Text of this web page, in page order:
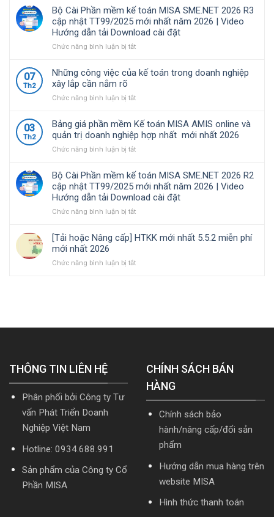
được
nhiều
doanh
nghiệp
Việt
chọ
SME.NET
2026
R4.1
cập
nhật
mới
nhất
2026
Video
Hướng
dẫn
tải
cài
định
68/2026/NĐ-
CP
quy
định
chính
sách
và
lý
thuế
đối
với
kinh
doanh,
cá
nhân
kinh
Bộ Cài Phần mềm kế toán MISA SME.NET 2026 R3
cập nhật TT99/2025 mới nhất năm 2026 | Video
Hướng dẫn tải Download cài đặt
Chức năng bình luận bị tắtở
Phần
kế
MISA
SME.NET
2026
R3
nhật
TT99/2025
mới
nhất
năm
|
dẫn
07
Th2
Những công việc của kế toán trong doanh nghiệp
xây lắp cần nắm rõ
Chức năng bình luận bị tắtở
công
việc
của
kế
trong
doanh
nghiệp
xây
lắp
nắm
rõ
03
Th2
Bảng giá phần mềm Kế toán MISA AMIS online và
quản trị doanh nghiệp hợp nhất mới nhất 2026
Chức năng bình luận bị tắtở
giá
phần
mềm
Kế
toán
online
quản
Bộ Cài Phần mềm kế toán MISA SME.NET 2026 R2
cập nhật TT99/2025 mới nhất năm 2026 | Video
Hướng dẫn tải Download cài đặt
Chức năng bình luận bị tắtở
Phần
kế
nhất
2026
Download
[Tải hoặc Nâng cấp] HTKK mới nhất 5.5.2 miễn phí
mới nhất 2026
Chức năng bình luận bị tắtở
nhất
THÔNG TIN LIÊN HỆ
Phân phối bởi Công ty Tư
vấn Phát Triển Doanh
Nghiệp Việt Nam
Hotline: 0934.688.991
Sản phẩm của Công ty Cổ
Phần MISA
CHÍNH SÁCH BÁN
HÀNG
Chính sách bảo
hành/nâng cấp/đổi sản
phẩm
Hướng dẫn mua hàng trên
website MISA
Hình thức thanh toán